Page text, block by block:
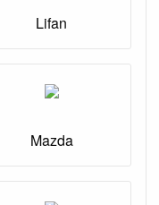
Lifan
Mazda